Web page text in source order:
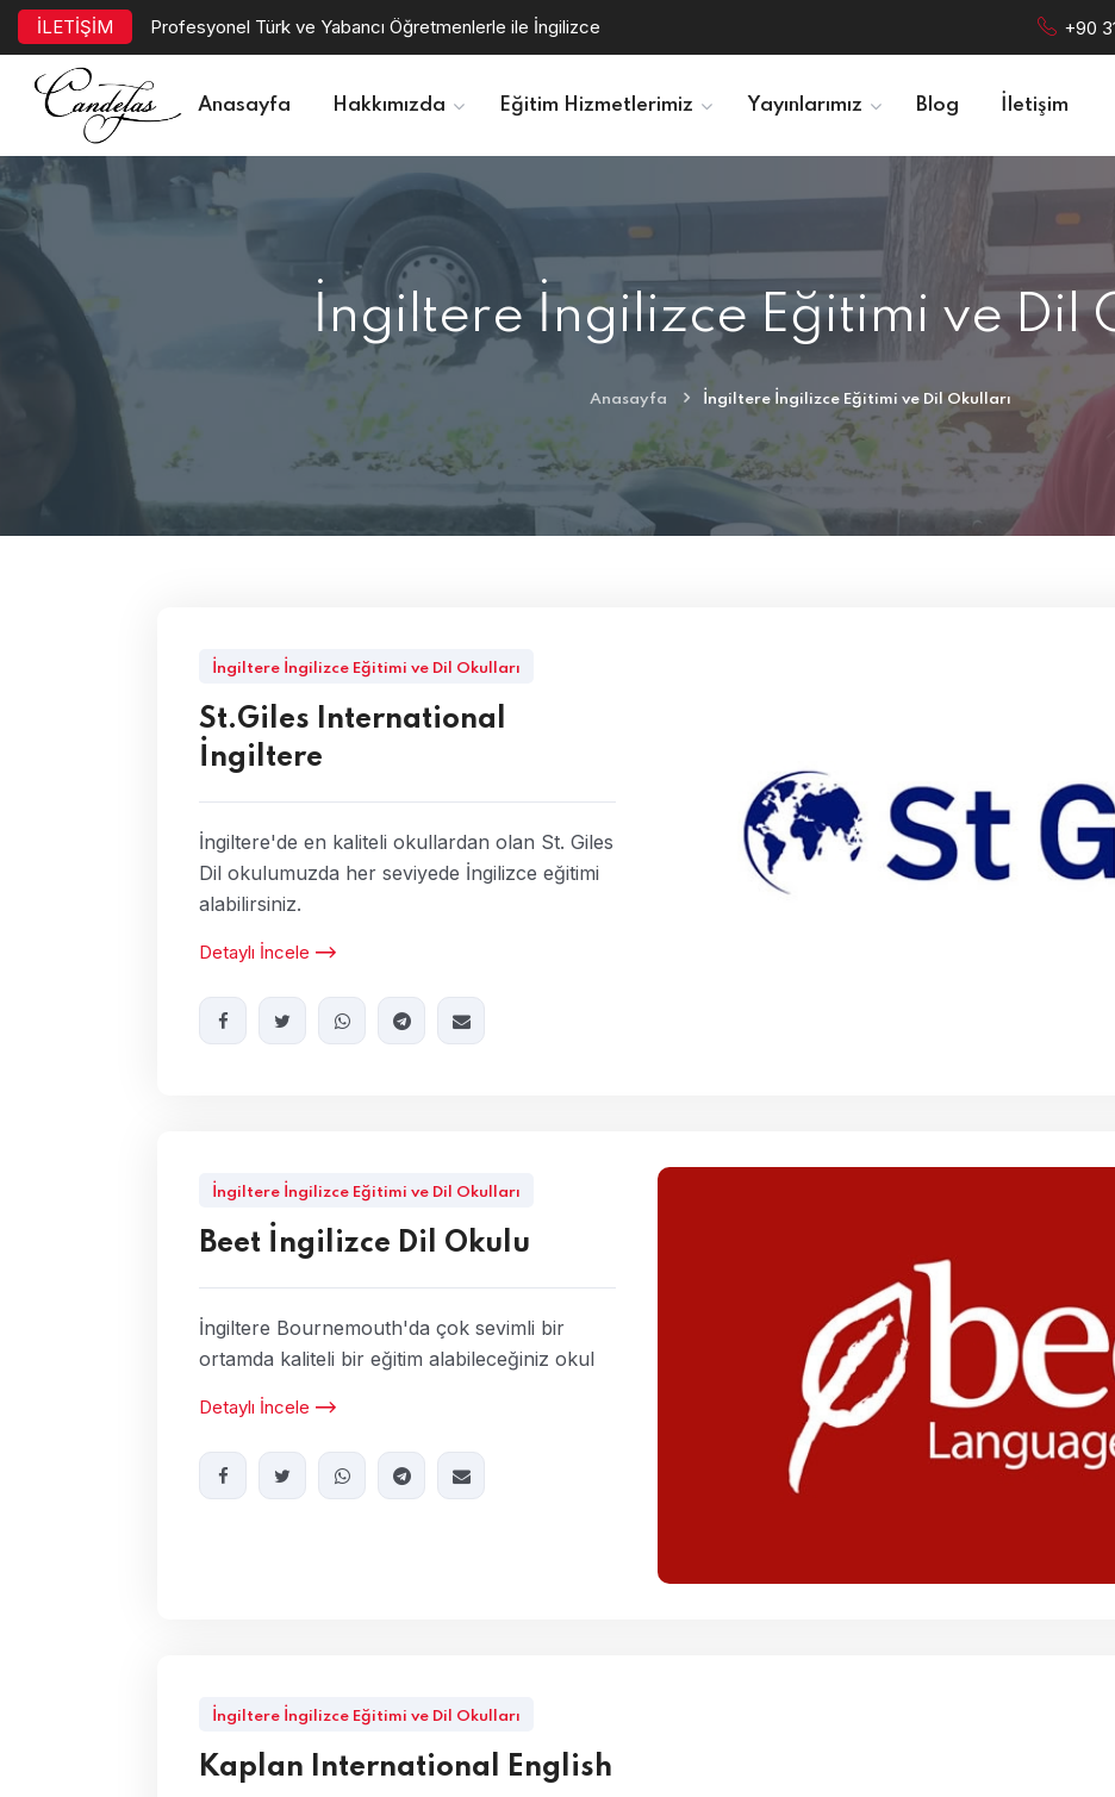
İLETİŞİM Profesyonel Türk ve Yabancı Öğretmenlerle ile İngilizce +90
Anasayfa Hakkımızda Eğitim Hizmetlerimiz Yayınlarımız Blog İletişim
İngiltere İngilizce Eğitimi ve Dil
Anasayfa İngiltere İngilizce Eğitimi ve Dil Okulları
İngiltere İngilizce Eğitimi ve Dil Okulları
St.Giles International
İngiltere
İngiltere'de en kaliteli okullardan olan St. Giles
Dil okulumuzda her seviyede İngilizce eğitimi
alabilirsiniz.
Detaylı İncele
İngiltere İngilizce Eğitimi ve Dil Okulları
Beet İngilizce Dil Okulu
İngiltere Bournemouth'da çok sevimli bir
ortamda kaliteli bir eğitim alabileceğiniz okul
Detaylı İncele
İngiltere İngilizce Eğitimi ve Dil Okulları
Kaplan International English